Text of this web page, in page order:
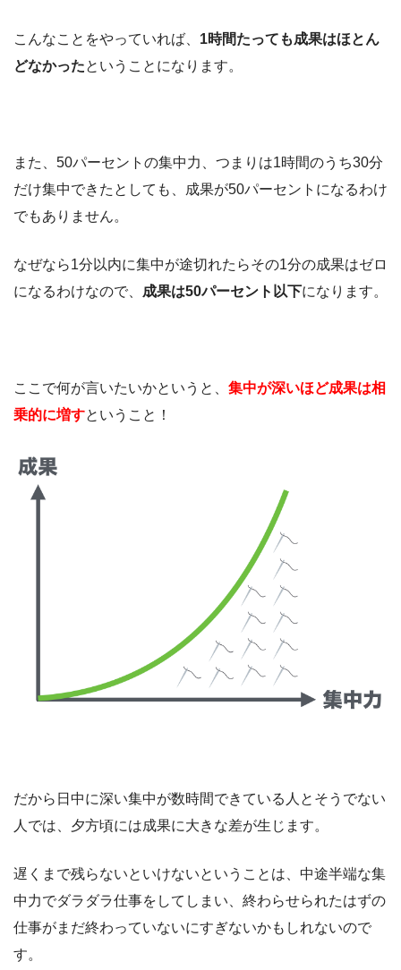
こんなことをやっていれば、 1時間たっても成果はほとん
どなかったということになります。
また、50パーセントの集中力、つまりは1時間のうち30分
だけ集中できたとしても、成果が50パーセントになるわけ
でもありません。
なぜなら1分以内に集中が途切れたらその1分の成果はゼロ
になるわけなので、 成果は50パーセント以下になります。
ここで何が言いたいかというと、 集中が深いほど成果は相
乗的に増すということ！
だから日中に深い集中が数時間できている人とそうでない
人では、夕方頃には成果に大きな差が生じます。
遅くまで残らないといけないということは、中途半端な集
中力でダラダラ仕事をしてしまい、終わらせられたはずの
仕事がまだ終わっていないにすぎないかもしれないので
す。